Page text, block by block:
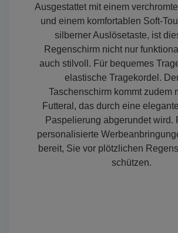
Ausgestattet mit einem
und einem komfortablen Soft-
silberner Auslösetaste, ist
Regenschirm nicht nur
auch stilvoll. Für bequemes
elastische Tragekordel.
Taschenschirm kommt zudem
Futteral, das durch eine
Paspelierung abgerundet wird.
personalisierte
bereit, Sie vor plötzlichen
schützen.